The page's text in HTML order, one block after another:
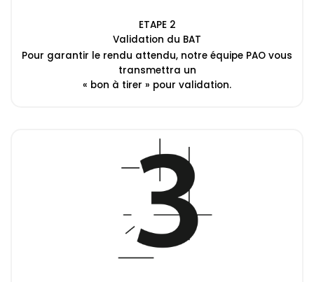
ETAPE 2
Validation du BAT
Pour garantir le rendu attendu, notre équipe PAO vous
transmettra un
« bon à tirer » pour validation.